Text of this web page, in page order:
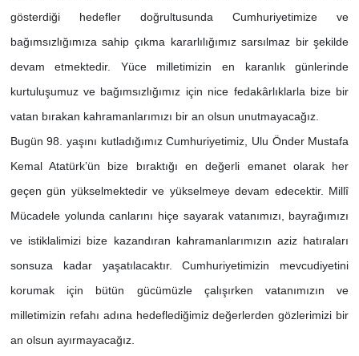
gösterdiği hedefler doğrultusunda Cumhuriyetimize ve
bağımsızlığımıza sahip çıkma kararlılığımız sarsılmaz bir şekilde
devam etmektedir. Yüce milletimizin en karanlık günlerinde
kurtuluşumuz ve bağımsızlığımız için nice fedakârlıklarla bize bir
vatan bırakan kahramanlarımızı bir an olsun unutmayacağız.
Bugün 98. yaşını kutladığımız Cumhuriyetimiz, Ulu Önder Mustafa
Kemal Atatürk’ün bize bıraktığı en değerli emanet olarak her
geçen gün yükselmektedir ve yükselmeye devam edecektir. Millî
Mücadele yolunda canlarını hiçe sayarak vatanımızı, bayrağımızı
ve istiklalimizi bize kazandıran kahramanlarımızın aziz hatıraları
sonsuza kadar yaşatılacaktır. Cumhuriyetimizin mevcudiyetini
korumak için bütün gücümüzle çalışırken vatanımızın ve
milletimizin refahı adına hedeflediğimiz değerlerden gözlerimizi bir
an olsun ayırmayacağız.
VEFATLAR